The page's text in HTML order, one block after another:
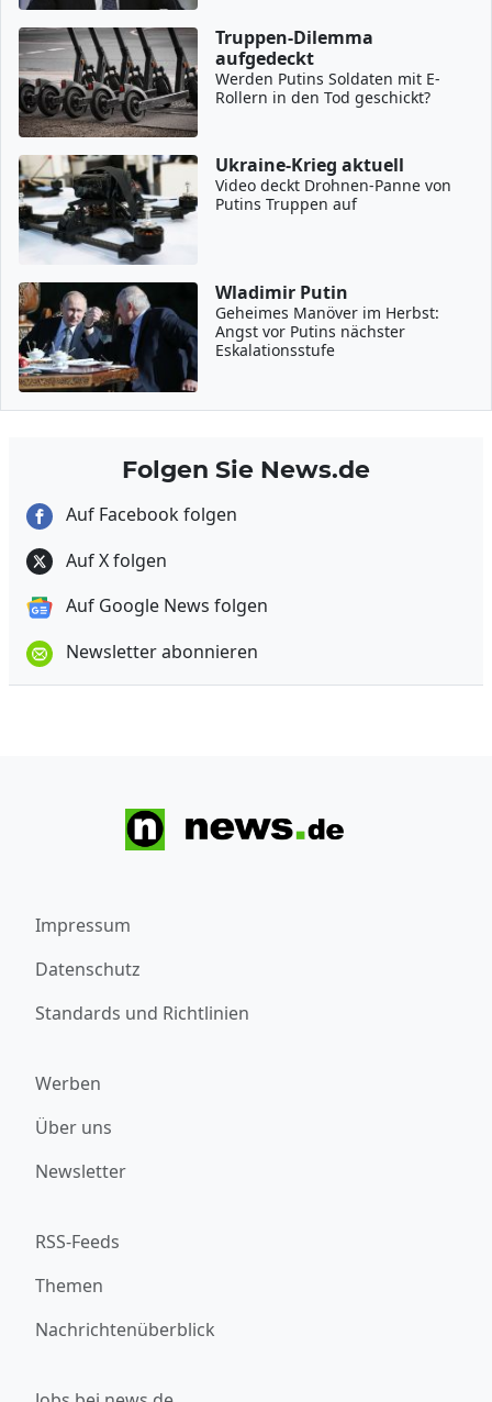
Truppen-Dilemma
aufgedeckt
Werden Putins Soldaten mit E-
Rollern in den Tod geschickt?
Ukraine-Krieg aktuell
Video deckt Drohnen-Panne von
Putins Truppen auf
Wladimir Putin
Geheimes Manöver im Herbst:
Angst vor Putins nächster
Eskalationsstufe
Folgen Sie News.de
Auf Facebook folgen
Auf X folgen
Auf Google News folgen
Newsletter abonnieren
Impressum
Datenschutz
Standards und Richtlinien
Werben
Über uns
Newsletter
RSS-Feeds
Themen
Nachrichtenüberblick